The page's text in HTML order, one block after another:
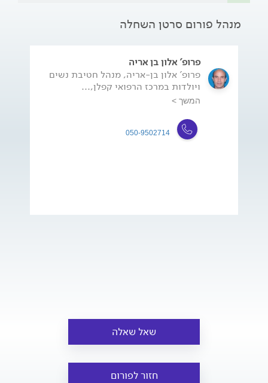
מנהל פורום סרטן השחלה
פרופ' אלון בן אריה
פרופ' אלון בן-אריה, מנהל חטיבת נשים
ויולדות במרכז הרפואי קפלן,...
המשך >
050-9502714
שאל שאלה
חזור לפורום